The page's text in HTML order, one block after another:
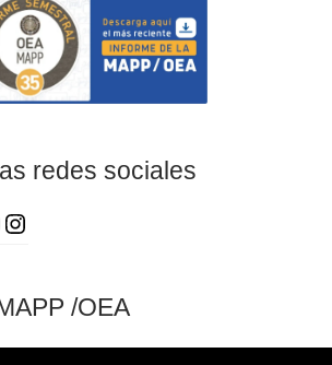
redes sociales
/OEA